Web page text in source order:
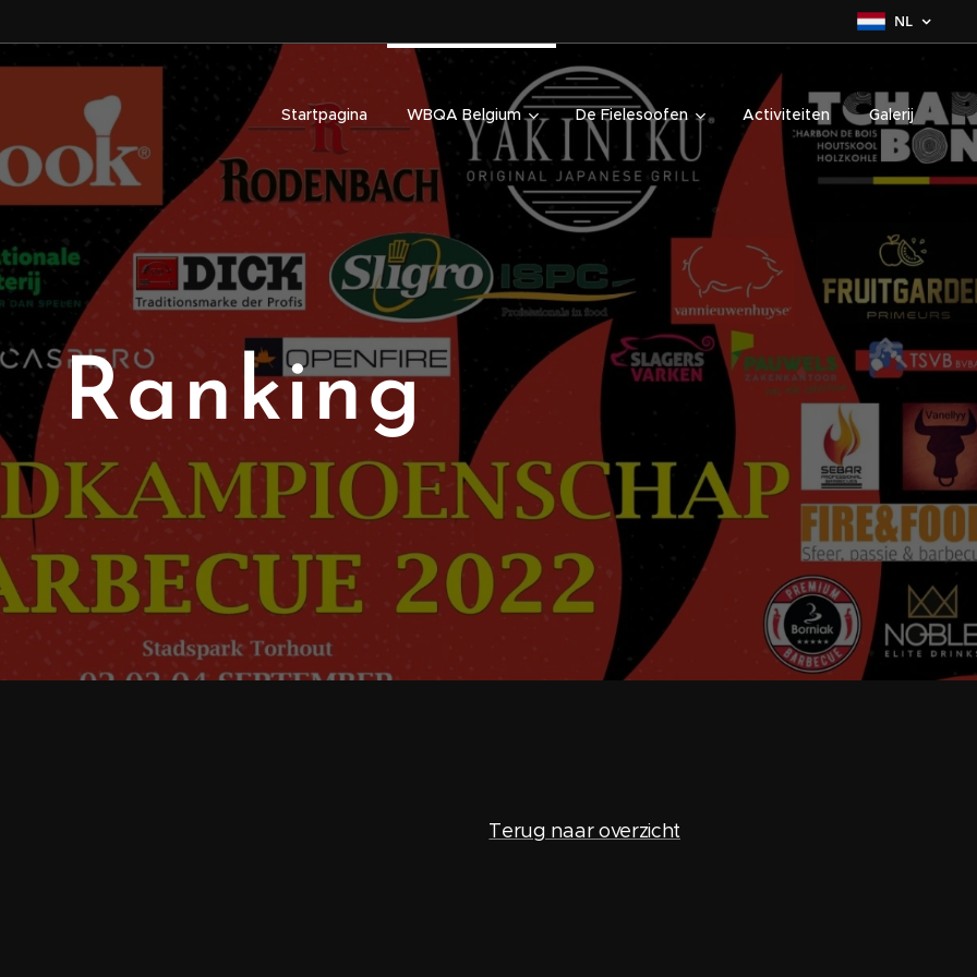
NL
Startpagina WBQA Belgium De Fielesoofen Activiteiten Galerij
Ranking
Terug naar overzicht